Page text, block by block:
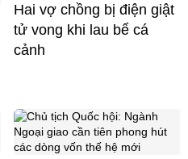
Hai vợ chồng bị điện giật
tử vong khi lau bể cá
cảnh